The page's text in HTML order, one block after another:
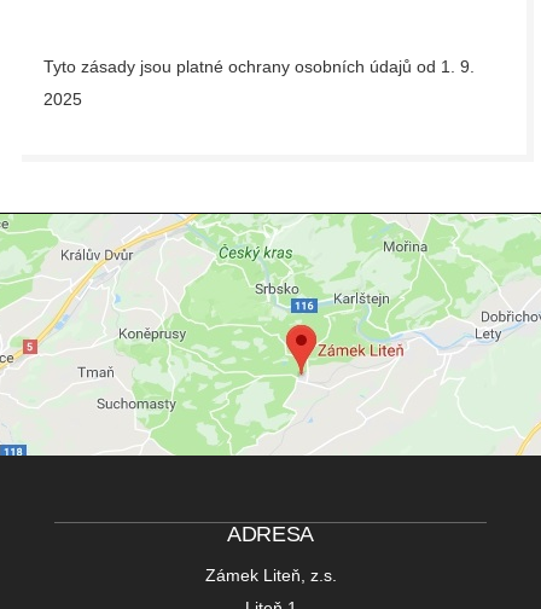
Tyto zásady jsou platné ochrany osobních údajů od 1. 9.
2025
ADRESA
Zámek Liteň, z.s.